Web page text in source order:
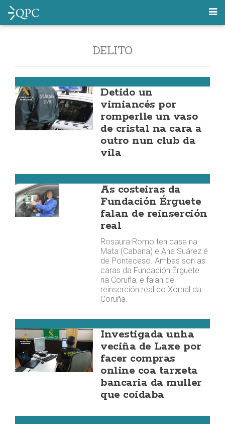
DELITO
Detido un
vimiancés por
romperlle un vaso
de cristal na cara a
outro nun club da
vila
As costeiras da
Fundación Érguete
falan de reinserción
real
Rosaura Romo ten casa na
Mata (Cabana) e Ana Suárez é
de Ponteceso. Ambas son as
caras da Fundación Érguete
na Coruña, e falan de
reinserción real co Xornal da
Coruña.
Investigada unha
veciña de Laxe por
facer compras
online coa tarxeta
bancaria da muller
que coidaba